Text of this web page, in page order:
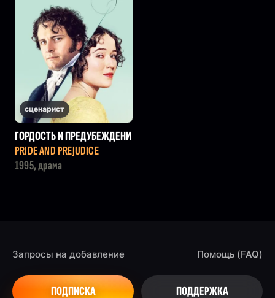
сценарист
ГОРДОСТЬ И ПРЕДУБЕЖДЕНИ
Е
PRIDE AND PREJUDICE
1995, драма
Запросы на добавление
ПОДПИСКА
Помощь (FAQ)
ПОДДЕРЖКА